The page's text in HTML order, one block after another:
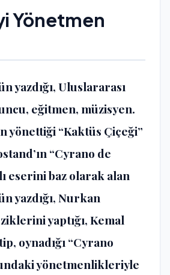
Yönetmen
yazdığı, Uluslararası
eğitmen, müzisyen.
yönettiği “Kaktüs Çiçeği”
“Cyrano de
eserini baz olarak alan
yazdığı, Nurkan
yaptığı, Kemal
oynadığı “Cyrano
yönetmenlikleriyle